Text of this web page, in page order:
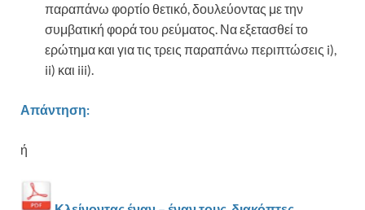
παραπάνω φορτίο θετικό, δουλεύοντας με την
συμβατική φορά του ρεύματος. Να εξετασθεί το
ερώτημα και για τις τρεις παραπάνω περιπτώσεις i),
ii) και iii).
Απάντηση:
ή